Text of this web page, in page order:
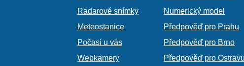
Radarové snímky
Meteostanice
Počasí u vás
Webkamery
Numerický model
Předpověď pro Prahu
Předpověď pro Brno
Předpověď pro Ostravu